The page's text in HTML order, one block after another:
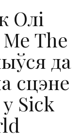
Олі
The
да
сцэне
Sick